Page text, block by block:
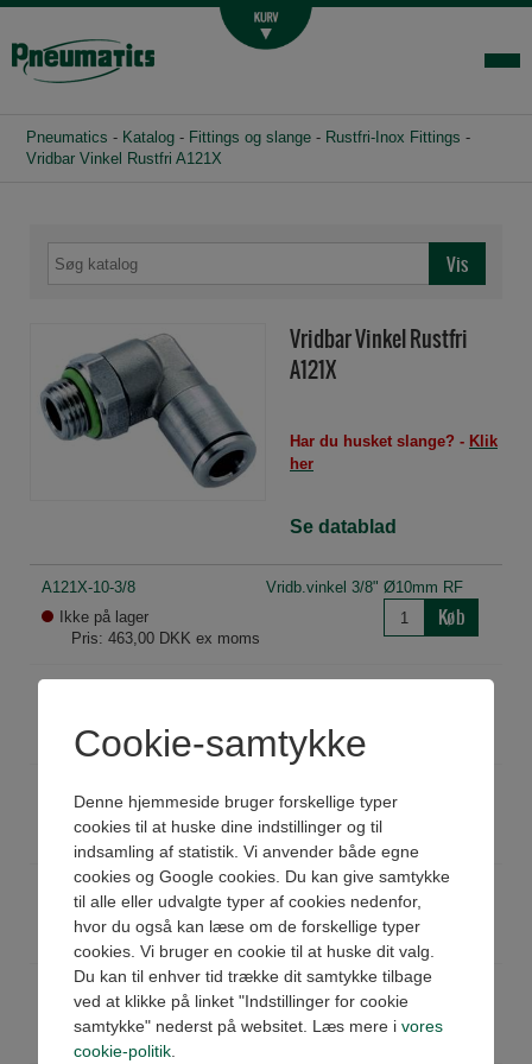
Fittings og slange
Handelsbetingelser
Om os
Pneumatics - Katalog - Fittings og slange - Rustfri-Inox Fittings -
Vridbar Vinkel Rustfri A121X
Vridbar Vinkel Rustfri
A121X
Har du husket slange? - Klik
her
Se datablad
A121X-10-3/8
Vridb.vinkel 3/8" Ø10mm RF
Ikke på lager
Pris: 463,00 DKK ex moms
Køb
Pris: 651,00 DKK ex moms
Ikke på lager
Pris: 252,00 DKK ex moms
A121X-4-1/8
Vridb.vinkel 1/8" Ø4mm RF
På lager
Pris: 280,00 DKK ex moms
A121X-6-M5
Vridb.vinkel M5 Ø6mm RF
Ikke på lager
Pris: 355,00 DKK ex moms
Cookie-samtykke
Denne hjemmeside bruger forskellige typer
cookies til at huske dine indstillinger og til
indsamling af statistik. Vi anvender både egne
cookies og Google cookies. Du kan give samtykke
til alle eller udvalgte typer af cookies nedenfor,
hvor du også kan læse om de forskellige typer
cookies. Vi bruger en cookie til at huske dit valg.
Du kan til enhver tid trække dit samtykke tilbage
ved at klikke på linket "Indstillinger for cookie
samtykke" nederst på websitet. Læs mere i vores
cookie-politik